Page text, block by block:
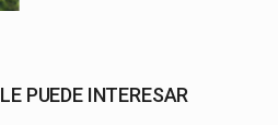
LE PUEDE INTERESAR